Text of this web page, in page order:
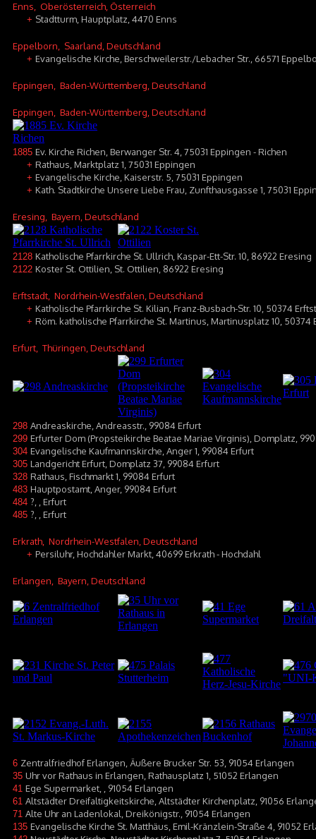
Enns , Oberösterreich, Österreich
+ Stadtturm, Hauptplatz, 4470 Enns
Eppelborn , Saarland, Deutschland
+ Evangelische Kirche, Berschweilerstr./Lebacher Str., 66571
Eppingen , Baden-Württemberg, Deutschland
Eppingen , Baden-Württemberg, Deutschland
1885 Ev. Kirche Richen, Berwanger Str. 4, 75031 Eppingen - Richen
+ Rathaus, Marktplatz 1, 75031 Eppingen
+ Evangelische Kirche, Kaiserstr. 5, 75031 Eppingen
+ Kath. Stadtkirche Unsere Liebe Frau, Zunfthausgasse 1, 75031
Eresing , Bayern, Deutschland
2128 Katholische Pfarrkirche St. Ullrich, Kaspar-Ett-Str. 10, 86922 Eresing
2122 Koster St. Ottilien, St. Ottilien, 86922 Eresing
Erftstadt , Nordrhein-Westfalen, Deutschland
+ Katholische Pfarrkirche St. Kilian, Franz-Busbach-Str. 10, 50374
+ Röm. katholische Pfarrkirche St. Martinus, Martinusplatz 10, 50374
Erfurt , Thüringen, Deutschland
298 Andreaskirche, Andreasstr., 99084 Erfurt
299 Erfurter Dom (Propsteikirche Beatae Mariae Virginis), Domplatz,
304 Evangelische Kaufmannskirche, Anger 1, 99084 Erfurt
305 Landgericht Erfurt, Domplatz 37, 99084 Erfurt
328 Rathaus, Fischmarkt 1, 99084 Erfurt
483 Hauptpostamt, Anger, 99084 Erfurt
484 ?, , Erfurt
485 ?, , Erfurt
Erkrath , Nordrhein-Westfalen, Deutschland
+ Persiluhr, Hochdahler Markt, 40699 Erkrath - Hochdahl
Erlangen , Bayern, Deutschland
6 Zentralfriedhof Erlangen, Äußere Brucker Str. 53, 91054 Erlangen
35 Uhr vor Rathaus in Erlangen, Rathausplatz 1, 51052 Erlangen
41 Ege Supermarket, , 91054 Erlangen
61 Altstädter Dreifaltigkeitskirche, Altstädter Kirchenplatz, 91056
71 Alte Uhr an Ladenlokal, Dreikönigstr., 91054 Erlangen
135 Evangelische Kirche St. Matthäus, Emil-Kränzlein-Straße 4, 91052